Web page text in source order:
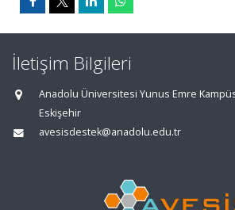
İletişim Bilgileri
Anadolu Üniversitesi Yunus Emre
Eskişehir
avesisdestek@anadolu.edu.tr